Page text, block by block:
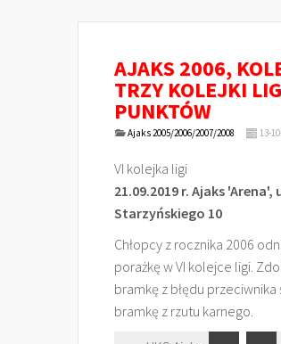
AJAKS 2006,
TRZY KOLEJKI
PUNKTÓW
Ajaks 2005/2006/2007/2008 13-
VI kolejka ligi
21.09.2019 r. Ajaks 'Arena',
Starzyńskiego 10
Chłopcy z rocznika 2006
porażkę w VI kolejce ligi.
bramkę z błędu
bramkę z rzutu karnego.